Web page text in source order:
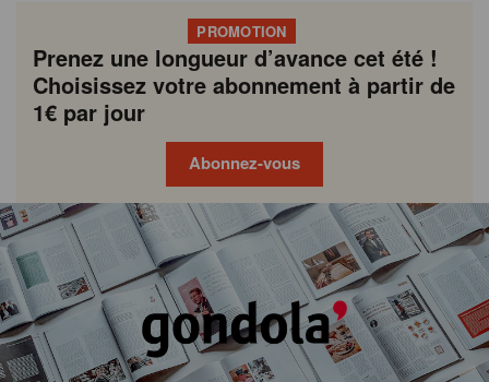
PROMOTION
Prenez une longueur d’avance cet été !
Choisissez votre abonnement à partir de
1€ par jour
Abonnez-vous
Gondola
academy
Gondola
society